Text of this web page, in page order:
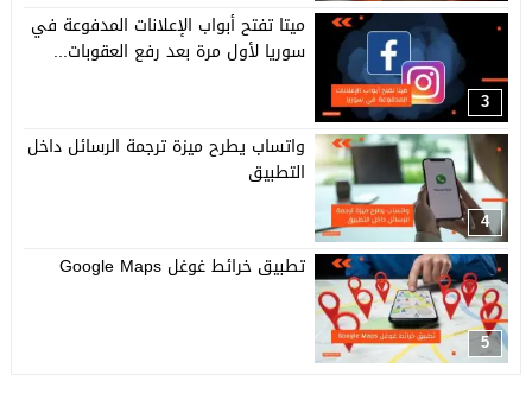
3
ميتا تفتح أبواب الإعلانات المدفوعة في
سوريا لأول مرة بعد رفع العقوبات...
4
واتساب يطرح ميزة ترجمة الرسائل داخل
التطبيق
5
تطبيق خرائط غوغل Google Maps